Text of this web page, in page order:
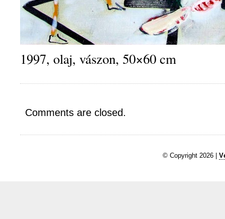
1997, olaj, vászon, 50×60 cm
Comments are closed.
© Copyright 2026 |